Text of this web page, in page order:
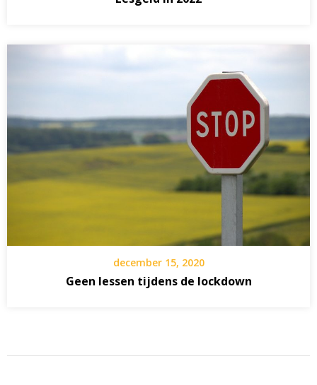
december 15, 2020
Geen lessen tijdens de lockdown